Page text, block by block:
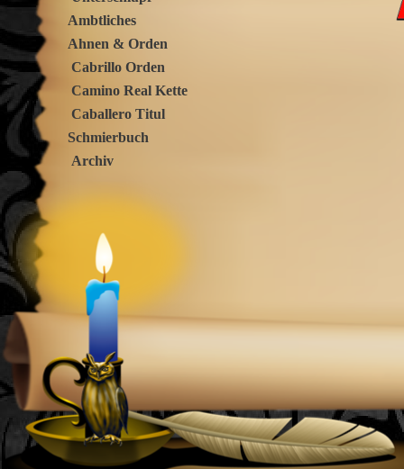
Ambtliches
Ahnen & Orden
Cabrillo Orden
Camino Real Kette
Caballero Titul
Schmierbuch
Archiv